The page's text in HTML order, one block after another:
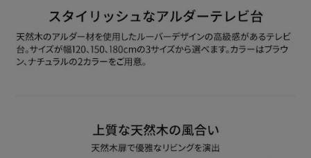
高さ11cmで掃除機のヘッドも通るので、お掃除ラクラク。
◆長く使えるこだわり素材
天板は天然木化粧繊維板、前面のブロックは天然木を使用。
★完成品★ ※脚のみ取付が必要です。